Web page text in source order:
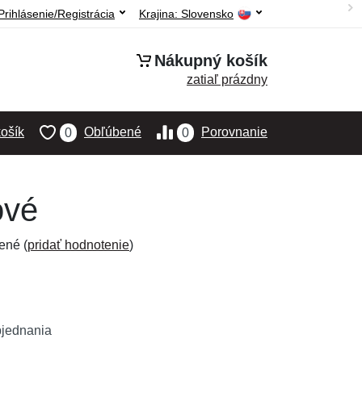
Krajina: Slovensko
Registrácia
Nákupný košík
zatiaľ prázdny
0 Porovnanie
0 Obľúbené
(pridať hodnotenie)